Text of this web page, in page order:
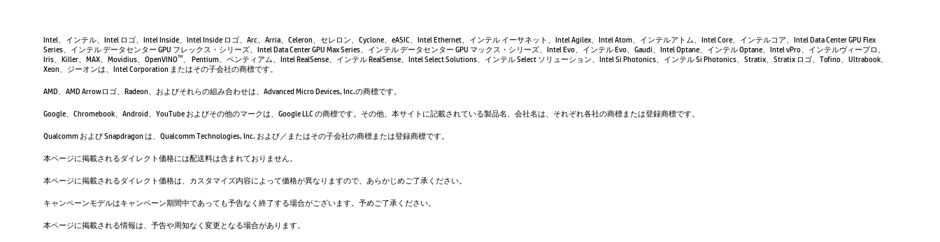
Intel、インテル、Intel ロゴ、Intel Inside、Intel Inside ロゴ、Arc、Arria、Celeron、セレロン、Cyclone、eASIC、Intel Ethernet、インテル イーサネット、Intel Agilex、Intel Atom、インテルアトム、Intel Core、インテルコア、Intel Data Center GPU Flex
Series、インテル データセンター GPU フレックス・シリーズ、Intel Data Center GPU Max Series、インテル データセンター GPU マックス・シリーズ、Intel Evo、インテル Evo、Gaudi、Intel Optane、インテル Optane、Intel vPro、インテルヴィープロ、
Iris、Killer、MAX、Movidius、OpenVINOTM
、 Pentium、ペンティアム、Intel RealSense、インテル RealSense、Intel Select Solutions、インテル Select ソリューション、Intel Si Photonics、インテル Si Photonics、Stratix、Stratix ロゴ、Tofino、Ultrabook、
Xeon、ジーオンは、Intel Corporation またはその子会社の商標です。
AMD、AMD Arrowロゴ、Radeon、およびそれらの組み合わせは、Advanced Micro Devices, Inc.の商標です。
Google、Chromebook、Android、YouTube およびその他のマークは、Google LLC の商標です。その他、本サイトに記載されている製品名、会社名は、それぞれ各社の商標または登録商標です。
Qualcomm および Snapdragon は、Qualcomm Technologies, Inc. および／またはその子会社の商標または登録商標です。
本ページに掲載されるダイレクト価格には配送料は含まれておりません。
本ページに掲載されるダイレクト価格は、カスタマイズ内容によって価格が異なりますので、あらかじめご了承ください。
キャンペーンモデルはキャンペーン期間中であっても予告なく終了する場合がございます。予めご了承ください。
本ページに掲載される情報は、予告や周知なく変更となる場合があります。